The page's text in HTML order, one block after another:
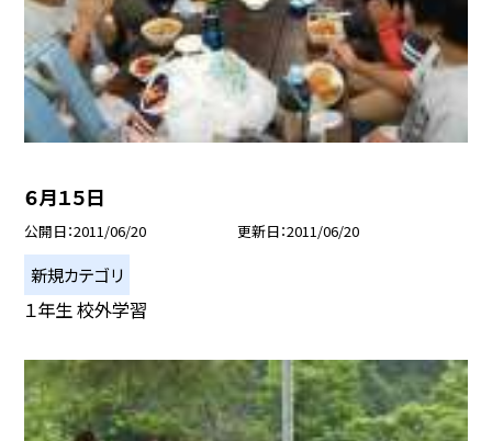
６月１５日
公開日 2011/06/20 更新日 2011/06/20
新規カテゴリ
１年生 校外学習